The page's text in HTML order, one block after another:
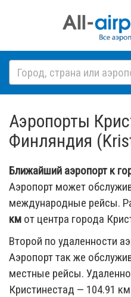
Аэропорты
Финляндия
Ближайший аэропорт к
Аэропорт может
международные рейсы.
км от центра города
Второй по удаленности
Аэропорт так же
местные рейсы.
Кристинестад — 104.91